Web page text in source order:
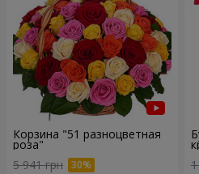
Корзина "51 разноцветная
роза"
5 941 грн